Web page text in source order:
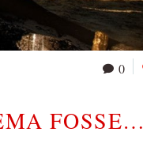
0
FOSSE…